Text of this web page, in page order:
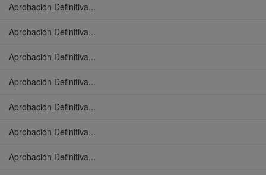
Aprobación Definitiva...
Aprobación Definitiva...
Aprobación Definitiva...
Aprobación Definitiva...
Aprobación Definitiva...
Aprobación Definitiva...
Aprobación Definitiva...